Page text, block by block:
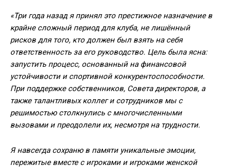
«Три года назад я принял это престижное назначение в
крайне сложный период для клуба, не лишённый
рисков для того, кто должен был взять на себя
ответственность за его руководство. Цель была ясна:
запустить процесс, основанный на финансовой
устойчивости и спортивной конкурентоспособности.
При поддержке собственников, Совета директоров, а
также талантливых коллег и сотрудников мы с
решимостью столкнулись с многочисленными
вызовами и преодолели их, несмотря на трудности.
Я навсегда сохраню в памяти уникальные эмоции,
пережитые вместе с игроками и игроками женской